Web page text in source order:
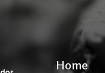
Home